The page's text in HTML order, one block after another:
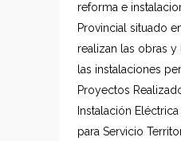
reforma e
Provincial situado
realizan las obras
las instalaciones
Proyectos
Instalación
para Servicio